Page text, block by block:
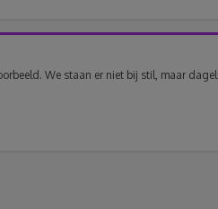
We staan er niet bij stil, maar